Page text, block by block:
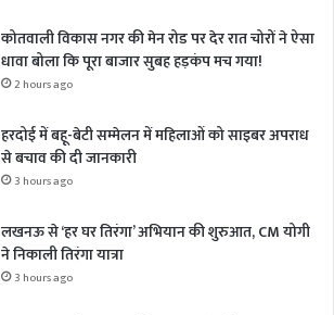
कोतवाली विकास नगर की मेन रोड पर देर रात चोरों ने ऐसा
धावा बोला कि पूरा बाजार सुबह हड़कंप मच गया!
2 hours ago
हरदोई में बहू-बेटी सम्मेलन में महिलाओं को साइबर अपराध
से बचाव की दी जानकारी
3 hours ago
लखनऊ से ‘हर घर तिरंगा’ अभियान की शुरुआत, CM योगी
ने निकाली तिरंगा यात्रा
3 hours ago